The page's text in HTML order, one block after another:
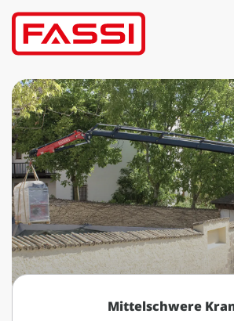
Mittelschwere